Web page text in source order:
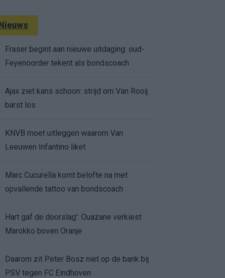
Nieuws
Fraser begint aan nieuwe uitdaging: oud-
Feyenoorder tekent als bondscoach
Ajax ziet kans schoon: strijd om Van Rooij
barst los
KNVB moet uitleggen waarom Van
Leeuwen Infantino liket
Marc Cucurella komt belofte na met
opvallende tattoo van bondscoach
Hart gaf de doorslag': Ouazane verkiest
Marokko boven Oranje
Daarom zit Peter Bosz niet op de bank bij
PSV tegen FC Eindhoven